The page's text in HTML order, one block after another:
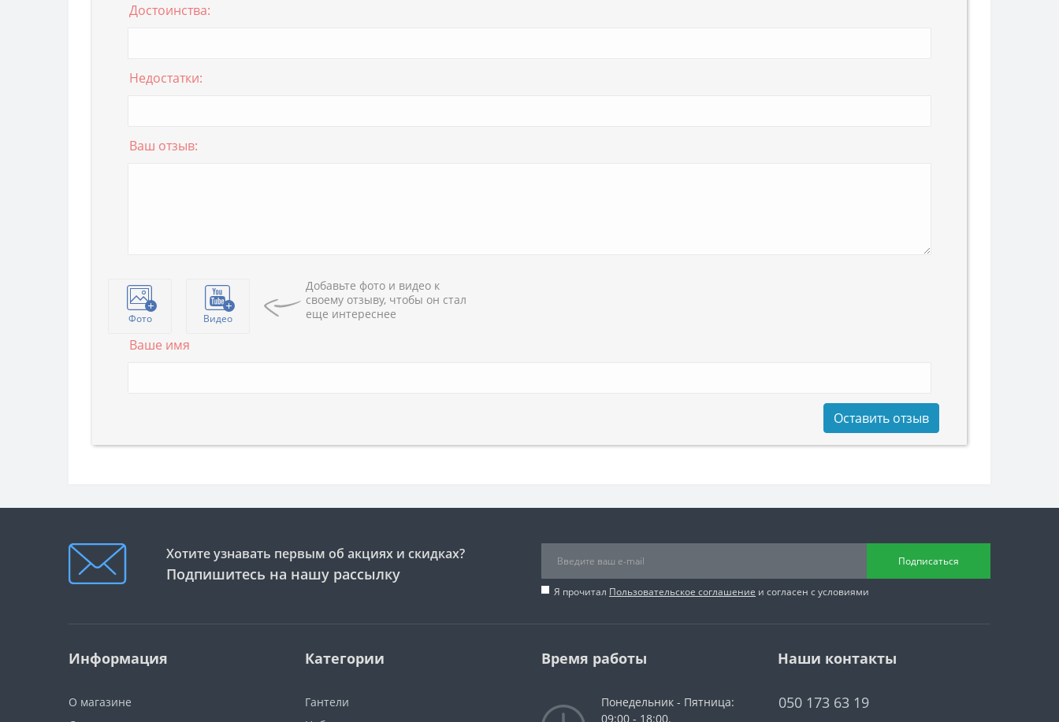
Достоинства:
Недостатки:
Ваш отзыв:
Фото Видео
Добавьте фото и видео к
своему отзыву, чтобы он стал
еще интереснее
Ваше имя
Оставить отзыв
Хотите узнавать первым об акциях и скидках?
Подпишитесь на нашу рассылку
Подписаться
Я прочитал Пользовательское соглашение и согласен с условиями
Информация
О магазине
Категории
Гантели
Время работы
Понедельник - Пятница:
09:00 - 18:00.
Наши контакты
050 173 63 19